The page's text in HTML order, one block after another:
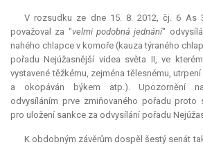
V rozsudku ze dne 15. 8. 2012, čj. 6 As
považoval za "velmi podobná jednání"
nahého chlapce v komoře (kauza týraného
pořadu Nejúžasnější videa světa II, ve
vystavené těžkému, zejména tělesnému,
a okopáván býkem atp.). Upozornění
odvysíláním prve zmiňovaného pořadu
pro uložení sankce za odvysílání pořadu
K obdobným závěrům dospěl šestý senát